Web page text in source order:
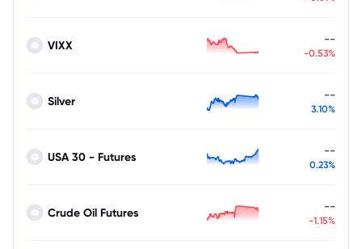
VIXX --
-0.53%
Silver --
3.10%
USA 30 - Futures --
0.23%
Crude Oil Futures --
-1.15%